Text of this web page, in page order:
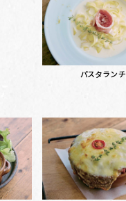
パスタランチ